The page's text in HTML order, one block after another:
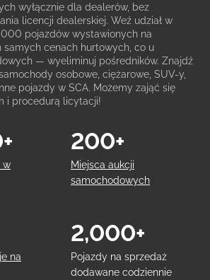
wyłącznie dla dealerów, bez
licencji dealerskiej. Weź udział w
pojazdów wystawionych na
samych cenach hurtowych, co u
— wyeliminuj pośredników. Znajdź
osobowe, ciężarowe, SUV-y,
pojazdy w SCA. Możemy zająć się
i procedurą licytacji!
w
Miejsca aukcji
samochodowych
200+
na
Pojazdy na sprzedaż
dodawane codziennie
2,000+